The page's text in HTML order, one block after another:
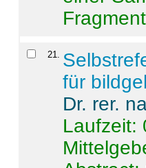
21
für
Dr. rer.
Laufzeit: